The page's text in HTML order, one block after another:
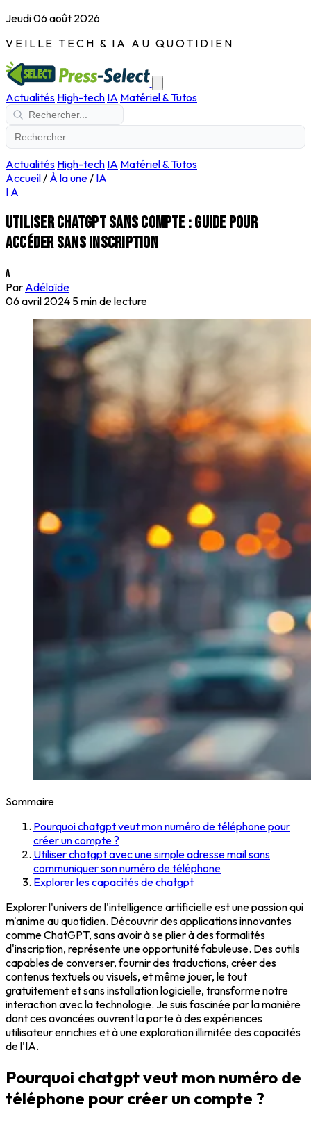
Jeudi 06 août 2026
VEILLE TECH & IA AU QUOTIDIEN
Actualités High-tech IA Matériel & Tutos
Actualités High-tech IA Matériel & Tutos
Accueil/ À la une/ IA
IA
Utiliser ChatGPT sans compte : guide pour
accéder sans inscription
A
Par Adélaïde
06 avril 2024 5 min de lecture
Sommaire
Pourquoi chatgpt veut mon numéro de téléphone pour
créer un compte ?
Utiliser chatgpt avec une simple adresse mail sans
communiquer son numéro de téléphone
Explorer les capacités de chatgpt
Explorer l'univers de l'intelligence artificielle est une passion qui
m'anime au quotidien. Découvrir des applications innovantes
comme ChatGPT, sans avoir à se plier à des formalités
d'inscription, représente une opportunité fabuleuse. Des outils
capables de converser, fournir des traductions, créer des
contenus textuels ou visuels, et même jouer, le tout
gratuitement et sans installation logicielle, transforme notre
interaction avec la technologie. Je suis fascinée par la manière
dont ces avancées ouvrent la porte à des expériences
utilisateur enrichies et à une exploration illimitée des capacités
de l'IA.
Pourquoi chatgpt veut mon numéro de
téléphone pour créer un compte ?